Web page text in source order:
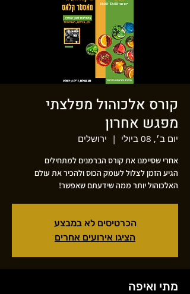
קורס אלכוהול מפלצתי
מפגש אחרון
יום ב׳, 08 ביולי
  |
ירושלים
הגיע הזמן לצלול לעומק הכוס ולהכיר את עולם
האלכוהול יותר ממה שידעתם שאפשר!
הכרטיסים לא במבצע
הציגו אירועים אחרים
מתי ואיפה